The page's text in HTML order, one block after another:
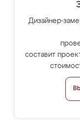
Дизайнер-
составит